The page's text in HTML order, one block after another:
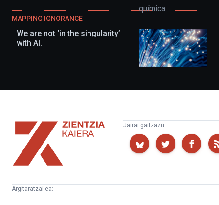
MAPPING IGNORANCE
We are not ‘in the singularity’
with AI.
Zientzia
Kaiera
Jarrai gaitzazu:
Argitaratzailea: